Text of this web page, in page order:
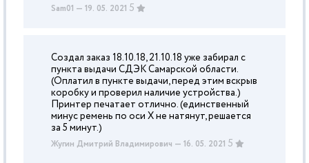
Sam01 — 19. 05. 2021 5
Создал заказ 18.10.18, 21.10.18 уже забирал с
пункта выдачи СДЭК Самарской области.
(Оплатил в пункте выдачи, перед этим вскрыв
коробку и проверил наличие устройства.)
Принтер печатает отлично. (единственный
минус ремень по оси X не натянут, решается
за 5 минут.)
Жугин Дмитрий Владимирович — 16. 05. 2021 5